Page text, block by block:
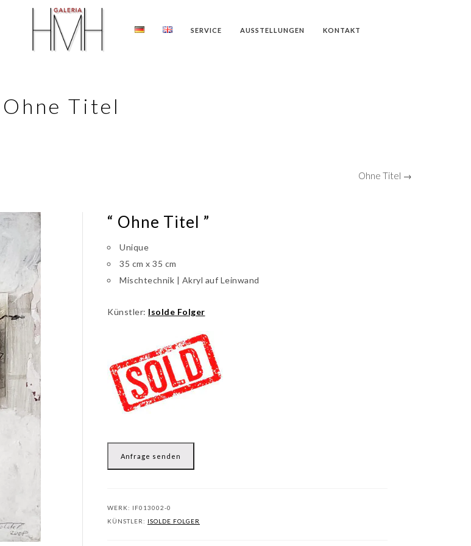
SERVICE AUSSTELLUNGEN KONTAKT
Ohne Titel
Ohne Titel →
“ Ohne Titel ”
Unique
35 cm x 35 cm
Mischtechnik | Akryl auf Leinwand
Künstler: Isolde Folger
Anfrage senden
WERK: IF013002-0
KÜNSTLER: ISOLDE FOLGER